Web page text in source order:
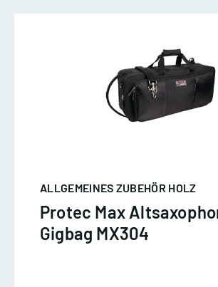
ALLGEMEINES ZUBEHÖR HOLZ
Protec Max
Gigbag MX304